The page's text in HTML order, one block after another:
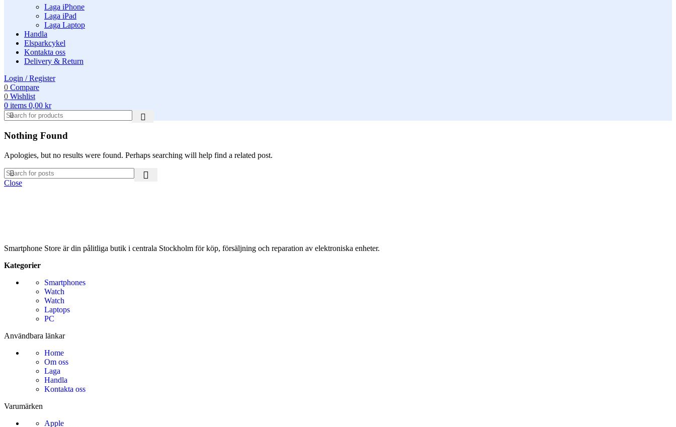
Laga iPhone
Laga iPad
Laga Laptop
Handla
Elsparkcykel
Kontakta oss
Delivery & Return
Login / Register
0 Compare
0 Wishlist
0 items 0,00 kr
Nothing Found
Apologies, but no results were found. Perhaps searching will help find a related post.
Close
Smartphone Store är din pålitliga butik i centrala Stockholm för köp, försäljning och reparation av elektroniska enheter.
Kategorier
Smartphones
Watch
Watch
Laptops
PC
Användbara länkar
Home
Om oss
Laga
Handla
Kontakta oss
Varumärken
Apple